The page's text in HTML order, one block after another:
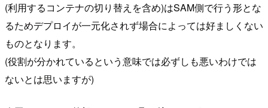
(利用するコンテナの切り替えを含め)はSAM側で行う形とな
るためデプロイが一元化されず場合によっては好ましくない
ものとなります。
(役割が分かれているという意味では必ずしも悪いわけでは
ないとは思いますが)